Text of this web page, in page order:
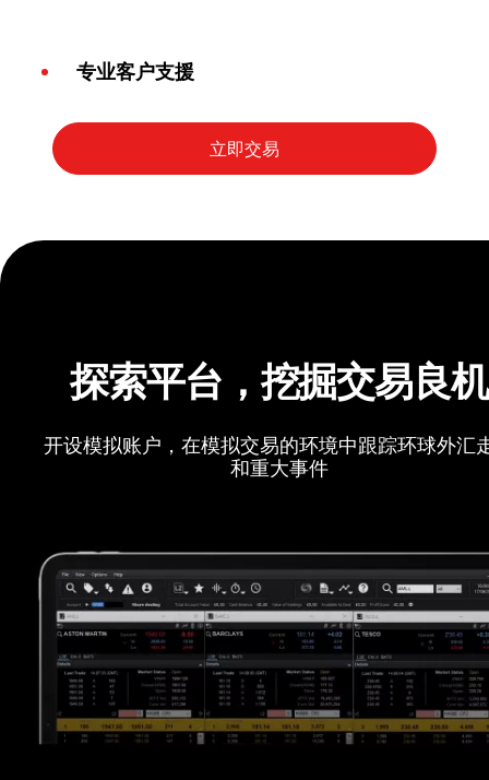
专业客户支援
探索平台，挖掘交易良机
开设模拟账户，在模拟交易的环境中跟踪环球外汇
和重大事件